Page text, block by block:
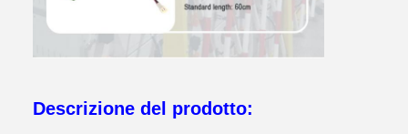
Descrizione del prodotto: